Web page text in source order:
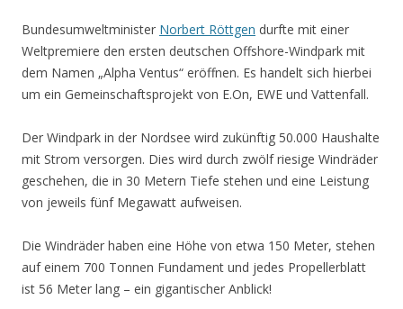
Bundesumweltminister Norbert Röttgen durfte mit einer
Weltpremiere den ersten deutschen Offshore-Windpark mit
dem Namen „Alpha Ventus“ eröffnen. Es handelt sich hierbei
um ein Gemeinschaftsprojekt von E.On, EWE und Vattenfall.
Der Windpark in der Nordsee wird zukünftig 50.000 Haushalte
mit Strom versorgen. Dies wird durch zwölf riesige Windräder
geschehen, die in 30 Metern Tiefe stehen und eine Leistung
von jeweils fünf Megawatt aufweisen.
Die Windräder haben eine Höhe von etwa 150 Meter, stehen
auf einem 700 Tonnen Fundament und jedes Propellerblatt
ist 56 Meter lang – ein gigantischer Anblick!